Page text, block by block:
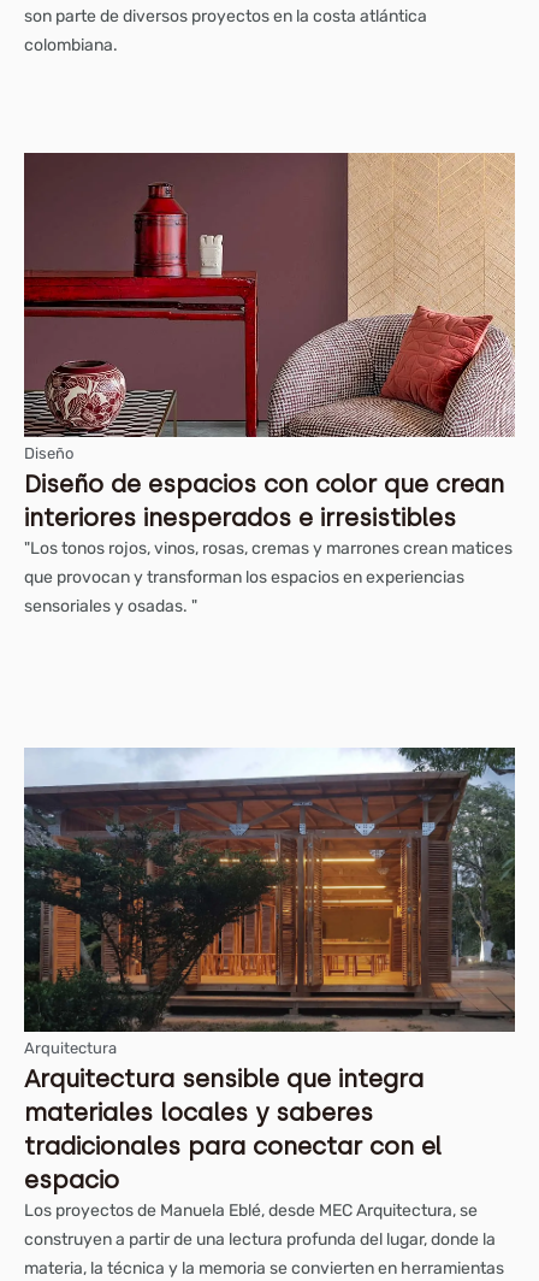
son parte de diversos proyectos en la costa atlántica
colombiana.
Diseño
Diseño de espacios con color que crean
interiores inesperados e irresistibles
"Los tonos rojos, vinos, rosas, cremas y marrones crean matices
que provocan y transforman los espacios en experiencias
sensoriales y osadas. "
Arquitectura
Arquitectura sensible que integra
materiales locales y saberes
tradicionales para conectar con el
espacio
Los proyectos de Manuela Eblé, desde MEC Arquitectura, se
construyen a partir de una lectura profunda del lugar, donde la
materia, la técnica y la memoria se convierten en herramientas